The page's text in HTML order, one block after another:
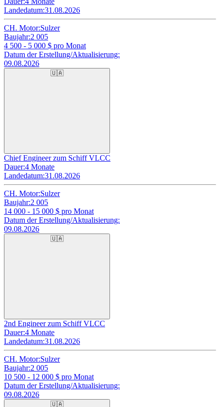
Landedatum:31.08.2026
CH. Motor:Sulzer
Baujahr:2 005
4 500 - 5 000 $ pro Monat
Datum der Erstellung/Aktualisierung:
09.08.2026
🇺🇦
Chief Engineer zum Schiff VLCC
Dauer:4 Monate
Landedatum:31.08.2026
CH. Motor:Sulzer
Baujahr:2 005
14 000 - 15 000 $ pro Monat
Datum der Erstellung/Aktualisierung:
09.08.2026
🇺🇦
2nd Engineer zum Schiff VLCC
Dauer:4 Monate
Landedatum:31.08.2026
CH. Motor:Sulzer
Baujahr:2 005
10 500 - 12 000 $ pro Monat
Datum der Erstellung/Aktualisierung:
09.08.2026
🇺🇦